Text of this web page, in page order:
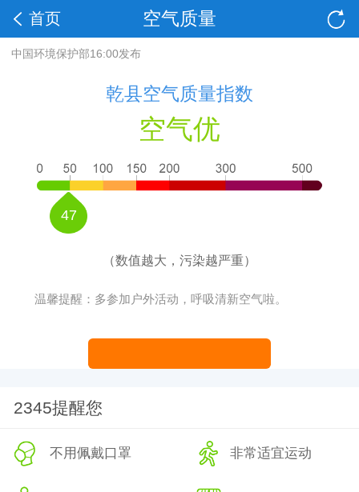
空气质量
首页
中国环境保护部16:00发布
乾县空气质量指数
空气优
47
（数值越大，污染越严重）
温馨提醒：多参加户外活动，呼吸清新空气啦。
2345提醒您
不用佩戴口罩 非常适宜运动